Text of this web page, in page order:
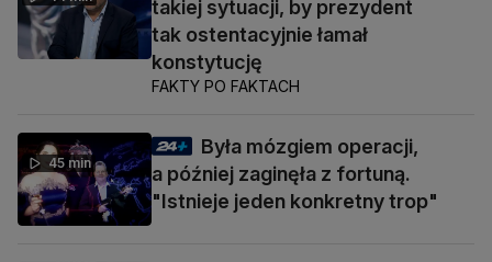
takiej sytuacji, by prezydent
tak ostentacyjnie łamał
konstytucję
FAKTY PO FAKTACH
45 min
Była mózgiem operacji,
a później zaginęła z fortuną.
"Istnieje jeden konkretny trop"